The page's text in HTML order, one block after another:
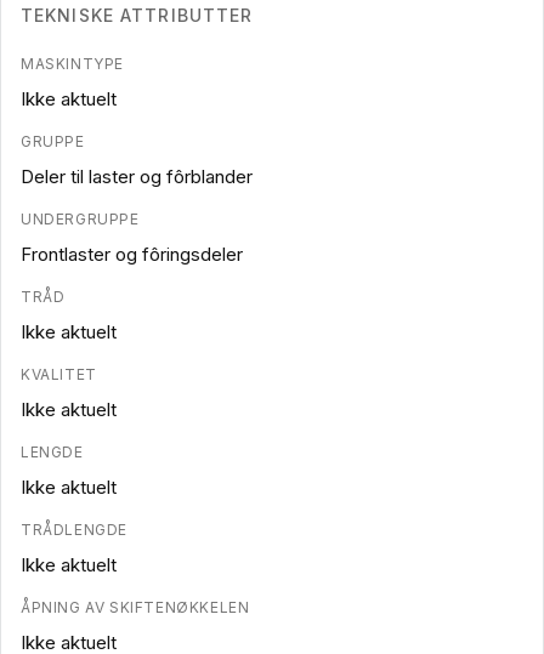
TEKNISKE ATTRIBUTTER
MASKINTYPE
Ikke aktuelt
GRUPPE
Deler til laster og fôrblander
UNDERGRUPPE
Frontlaster og fôringsdeler
TRÅD
Ikke aktuelt
KVALITET
Ikke aktuelt
LENGDE
Ikke aktuelt
TRÅDLENGDE
Ikke aktuelt
ÅPNING AV SKIFTENØKKELEN
Ikke aktuelt